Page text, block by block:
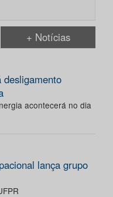
+ Notícias
desligamento
acontecerá no dia
lança grupo